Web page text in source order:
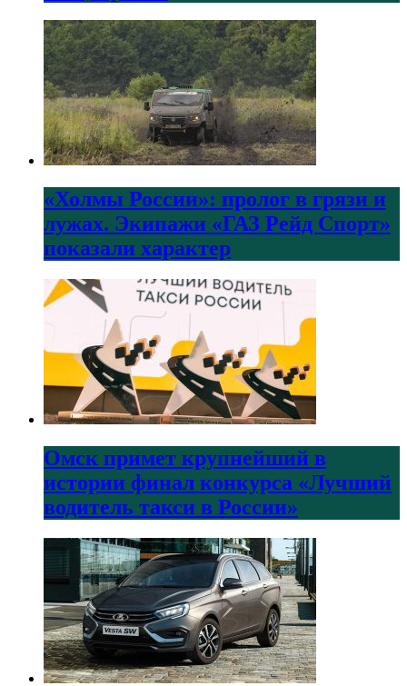
«Холмы России»: пролог в грязи и
лужах. Экипажи «ГАЗ Рейд Спорт»
показали характер
Омск примет крупнейший в
истории финал конкурса «Лучший
водитель такси в России»